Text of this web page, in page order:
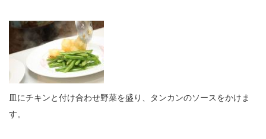
皿にチキンと付け合わせ野菜を盛り、タンカンのソースをかけま
す。